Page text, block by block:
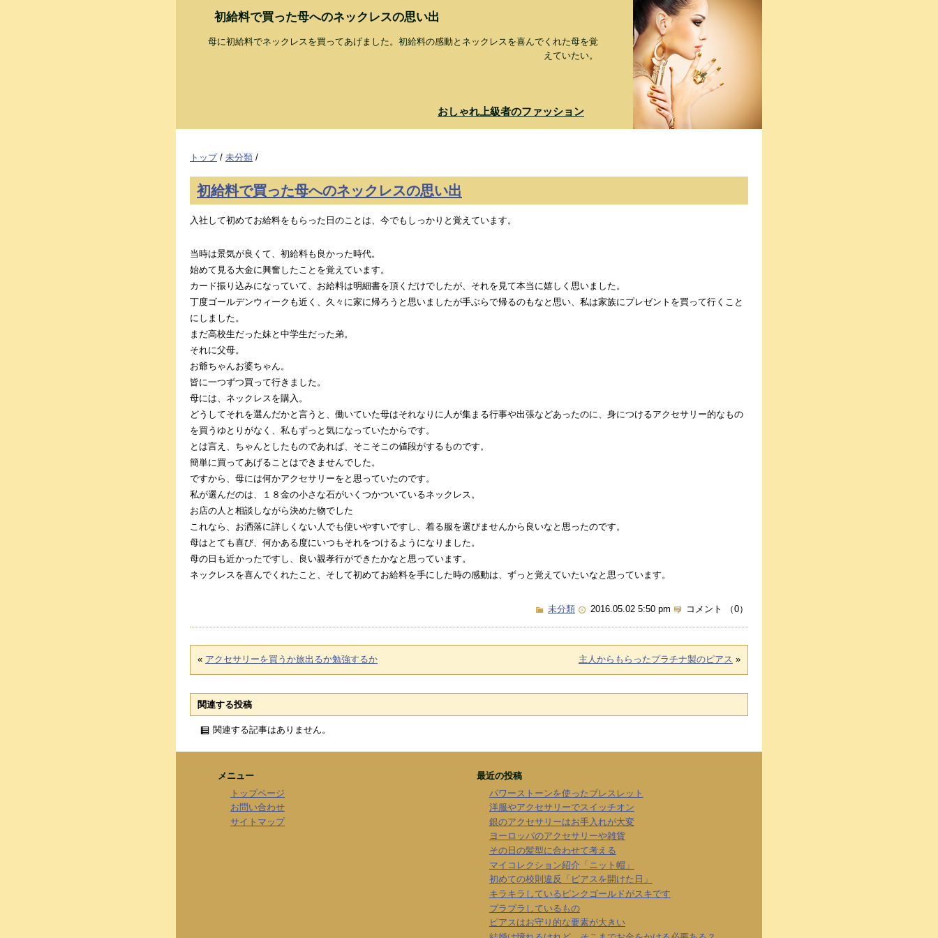
初給料で買った母へのネックレスの思い出
母に初給料でネックレスを買ってあげました。初給料の感動とネックレスを喜んでくれた母を覚
えていたい。
おしゃれ上級者のファッション
トップ/ 未分類 /
初給料で買った母へのネックレスの思い出
入社して初めてお給料をもらった日のことは、今でもしっかりと覚えています。
当時は景気が良くて、初給料も良かった時代。
始めて見る大金に興奮したことを覚えています。
カード振り込みになっていて、お給料は明細書を頂くだけでしたが、それを見て本当に嬉しく思いました。
丁度ゴールデンウィークも近く、久々に家に帰ろうと思いましたが手ぶらで帰るのもなと思い、私は家族にプレゼントを買って行くこと
にしました。
まだ高校生だった妹と中学生だった弟。
それに父母。
お爺ちゃんお婆ちゃん。
皆に一つずつ買って行きました。
母には、ネックレスを購入。
どうしてそれを選んだかと言うと、働いていた母はそれなりに人が集まる行事や出張などあったのに、身につけるアクセサリー的なもの
を買うゆとりがなく、私もずっと気になっていたからです。
とは言え、ちゃんとしたものであれば、そこそこの値段がするものです。
簡単に買ってあげることはできませんでした。
ですから、母には何かアクセサリーをと思っていたのです。
私が選んだのは、１８金の小さな石がいくつかついているネックレス。
お店の人と相談しながら決めた物でした
これなら、お洒落に詳しくない人でも使いやすいですし、着る服を選びませんから良いなと思ったのです。
母はとても喜び、何かある度にいつもそれをつけるようになりました。
母の日も近かったですし、良い親孝行ができたかなと思っています。
ネックレスを喜んでくれたこと、そして初めてお給料を手にした時の感動は、ずっと覚えていたいなと思っています。
未分類 2016.05.02 5:50 pm コメント （0）
« アクセサリーを買うか旅出るか勉強するか 主人からもらったプラチナ製のピアス »
関連する投稿
関連する記事はありません。
メニュー
トップページ
お問い合わせ
サイトマップ
最近の投稿
パワーストーンを使ったブレスレット
洋服やアクセサリーでスイッチオン
銀のアクセサリーはお手入れが大変
ヨーロッパのアクセサリーや雑貨
その日の髪型に合わせて考える
マイコレクション紹介「ニット帽」
初めての校則違反「ピアスを開けた日」
キラキラしているピンクゴールドがスキです
プラプラしているもの
ピアスはお守り的な要素が大きい